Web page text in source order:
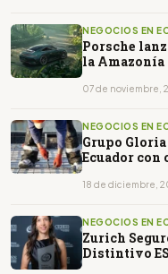
NEGOCIOS EN
Porsche
la Amazonía
07 de noviembre,
NEGOCIOS EN
Grupo
Ecuador
18 de diciembre,
NEGOCIOS EN
Zurich
Distintivo